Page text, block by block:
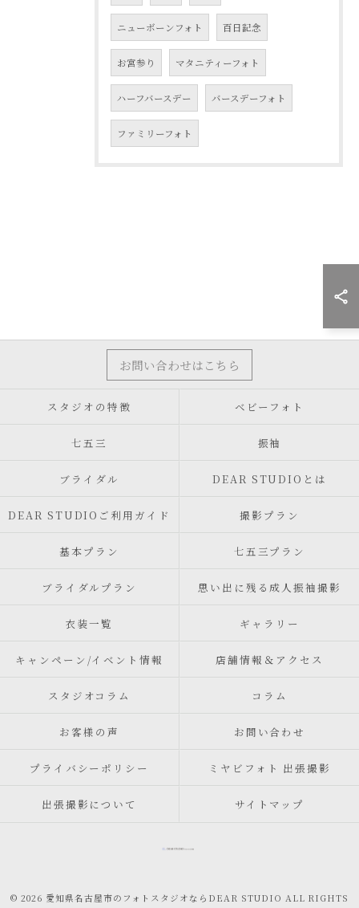
ニューボーンフォト 百日記念
お宮参り マタニティーフォト
ハーフバースデー バースデーフォト
ファミリーフォト
お問い合わせはこちら
スタジオの特徴 ベビーフォト
七五三 振袖
ブライダル DEAR STUDIOとは
DEAR STUDIOご利用ガイド 撮影プラン
基本プラン 七五三プラン
ブライダルプラン 思い出に残る成人振袖撮影
衣装一覧 ギャラリー
キャンペーン/イベント情報 店舗情報＆アクセス
スタジオコラム コラム
お客様の声 お問い合わせ
プライバシーポリシー ミヤビフォト 出張撮影
出張撮影について サイトマップ
© 2026 愛知県名古屋市のフォトスタジオならDEAR STUDIO ALL RIGHTS